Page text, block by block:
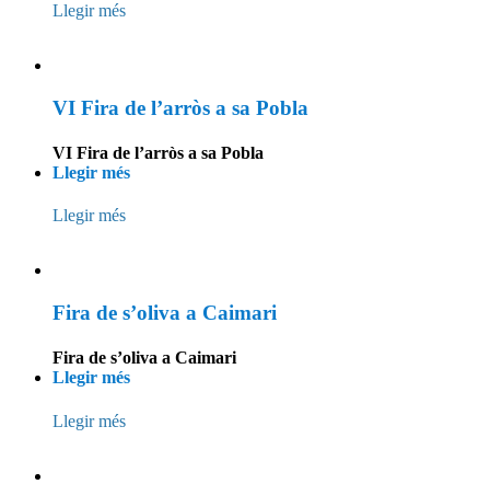
Llegir més
VI Fira de l’arròs a sa Pobla
VI Fira de l’arròs a sa Pobla
Llegir més
Llegir més
Fira de s’oliva a Caimari
Fira de s’oliva a Caimari
Llegir més
Llegir més